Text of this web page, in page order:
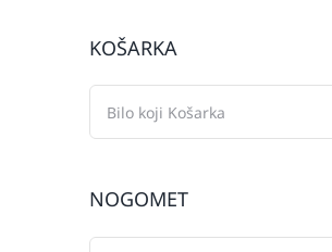
KOŠARKA
NOGOMET